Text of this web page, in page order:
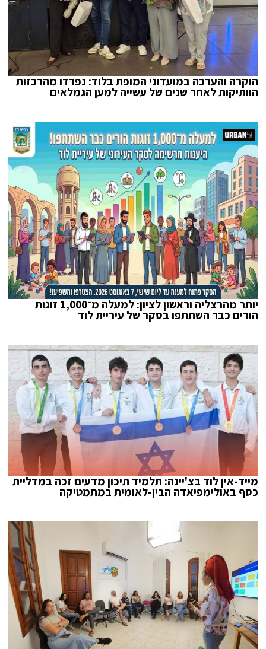
הוקרה והערכה במועדוני המופת בלוד: נפרדו מהרכזות
הוותיקות לאחר שנים של עשייה למען הגמלאים
יותר מהרצליה וראשון לציון: למעלה מ־1,000 זוגות
הורים כבר השתתפו בסקר של עיריית לוד
מייד-אין לוד בצ'יינה: תלמיד תיכון מדעים זכה במדליית
כסף באולימפיאדה הבין-לאומית במתמטיקה